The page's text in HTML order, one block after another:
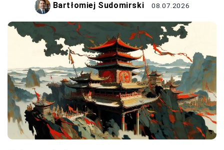
Bartłomiej Sudomirski 08.07.2026